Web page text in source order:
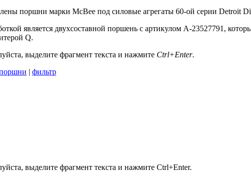
поршни марки McBee под силовые агрегаты 60-ой серии Detroit
является двухсоставной поршень с артикулом A-23527791,
Q.
выделите фрагмент текста и нажмите Ctrl+Enter.
| фильтр
выделите фрагмент текста и нажмите Ctrl+Enter.